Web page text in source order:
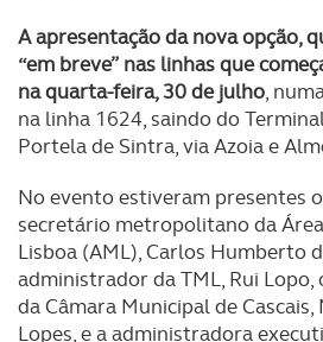
A apresentação da nova opção,
“em breve” nas linhas que
na quarta-feira, 30 de julho,
na linha 1624, saindo do
Portela de Sintra, via Azoia e
No evento estiveram presentes
secretário metropolitano da
Lisboa (AML), Carlos Humberto
administrador da TML, Rui Lopo,
da Câmara Municipal de
Lopes, e a administradora